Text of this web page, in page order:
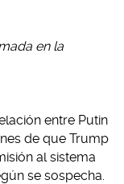
en la
entre Putin
de que Trump
al sistema
se sospecha.